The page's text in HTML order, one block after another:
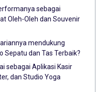
sebagai
Oleh-Oleh dan Souvenir
mendukung
Sepatu dan Tas Terbaik?
sebagai Aplikasi Kasir
dan Studio Yoga